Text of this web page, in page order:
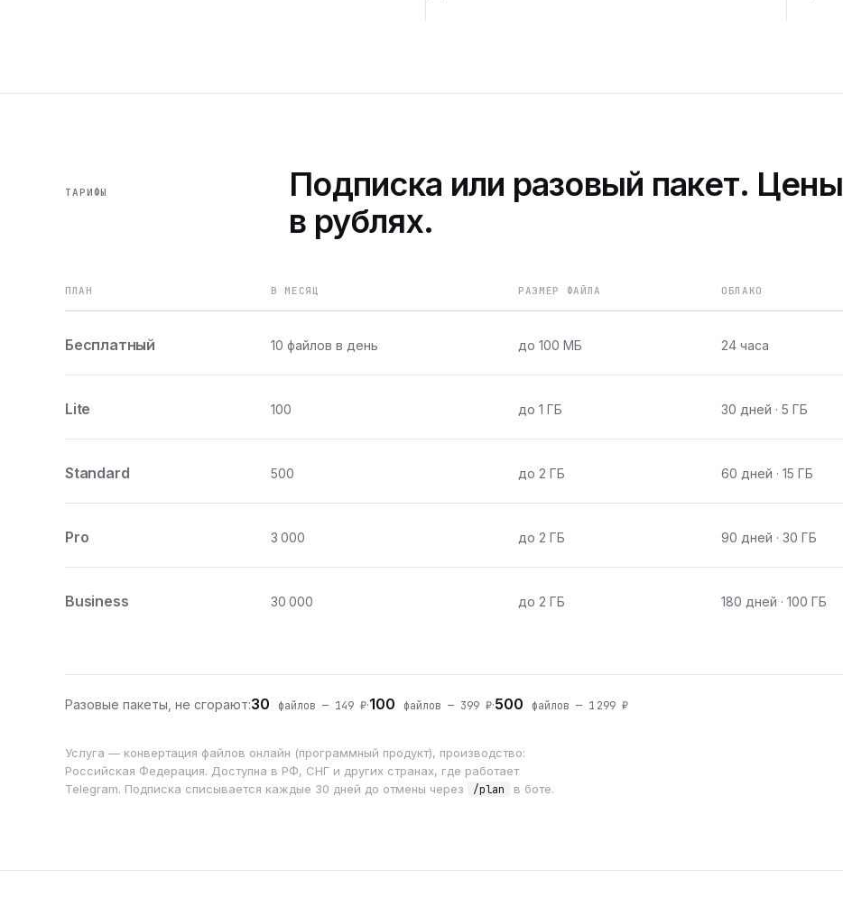
ТАРИФЫ
Подписка или разовый пакет. Цены
в рублях.
ПЛАН В МЕСЯЦ РАЗМЕР ФАЙЛА ОБЛАКО
Бесплатный 10 файлов в день до 100 МБ 24 часа
Lite 100 до 1 ГБ 30 дней · 5 ГБ
Standard 500 до 2 ГБ 60 дней · 15 ГБ
Pro 3 000 до 2 ГБ 90 дней · 30 ГБ
Business 30 000 до 2 ГБ 180 дней · 100 ГБ
Разовые пакеты, не сгорают:30 файлов — 149 ₽·100 файлов — 399 ₽·500 файлов — 1 299 ₽
Услуга — конвертация файлов онлайн (программный продукт), производство:
Российская Федерация. Доступна в РФ, СНГ и других странах, где работает
Telegram. Подписка списывается каждые 30 дней до отмены через
/plan в боте.